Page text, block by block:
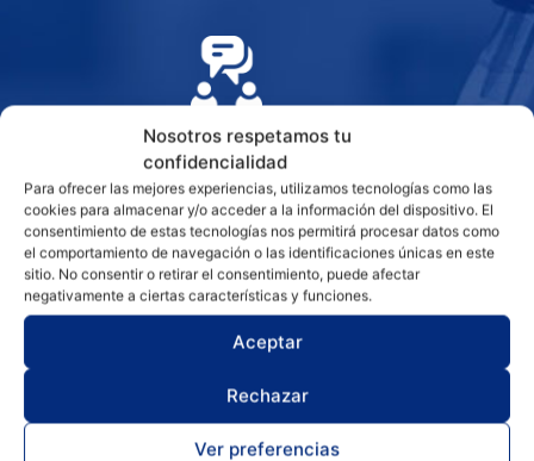
Nosotros respetamos tu
confidencialidad
Para ofrecer las mejores experiencias, utilizamos tecnologías como las
cookies para almacenar y/o acceder a la información del dispositivo. El
consentimiento de estas tecnologías nos permitirá procesar datos como
el comportamiento de navegación o las identificaciones únicas en este
sitio. No consentir o retirar el consentimiento, puede afectar
negativamente a ciertas características y funciones.
Aceptar
Rechazar
Ver preferencias
SERVICIO POST-VENTA
Productos relacionados